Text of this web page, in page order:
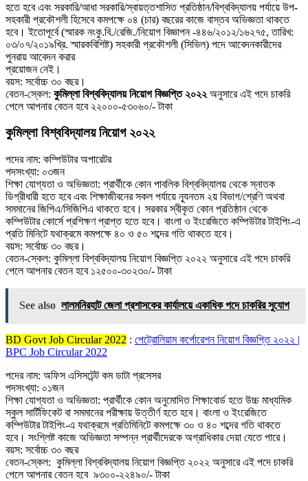
হতে হবে এবং সরকারি/আধা সরকারি/স্বায়ত্তশাসিত প্রতিষ্ঠান/বিশ্ববিদ্যালয় পর্যায়ে উপ-
সহকারী প্রকৌশলী হিসেবে কমপক্ষে ০৪ (চার) বছরের কাজে বাস্তব অভিজ্ঞতা থাকতে
হবে। ইতােপূর্বে (স্মারক নংকু.বি./রেজি./নিয়ােগ বিজ্ঞাপন -৪৪৬/২০১২/১৬২৭৫, তারিখ:
০৩/০৭/২০১৯খ্রি. স্মারকবিশিষ্ট) সহকারী প্রকৌশলী (সিভিল) পদে আবেদনকারীদের
পুনরায় আবেদন করার
প্রয়ােজন নেই।
বয়স: সর্বোচ্চ ৩০ বছর।
বেতন-স্কেল: কুমিল্লা বিশ্ববিদ্যালয় নিয়োগ বিজ্ঞপ্তি ২০২২ অনুসারে এই পদে চাকরি
পেলে আপনার বেতন হবে ২২০০০-৫৩০৬০/- টাকা
কুমিল্লা বিশ্ববিদ্যালয় নিয়োগ ২০২২
পদের নাম: কম্পিউটার অপারেটর
পদসংখ্যা: ০৩জন
শিক্ষা যোগ্যতা ও অভিজ্ঞতা: প্রার্থীকে কোন পাবলিক বিশ্ববিদ্যালয় থেকে স্নাতক
ডিগ্রীধারী হতে হবে এবং শিক্ষাজীবনের সকল পর্যায়ে ন্যূনতম ২য় বিভাগ/শ্রেণি অথবা
সমমানের জিপিএ/সিজিপিএ থাকতে হবে। সরকার স্বীকৃত কোন প্রতিষ্ঠান থেকে
কম্পিউটার কোর্সে প্রশিক্ষণ প্রাপ্ত হতে হবে। বাংলা ও ইংরেজিতে কম্পিউটার টাইপিং-এ
প্রতি মিনিটে যথাক্রমে কমপক্ষে ৪০ ও ৫০ শব্দের গতি থাকতে হবে।
বয়স: সর্বোচ্চ ৩০ বছর।
বেতন-স্কেল: কুমিল্লা বিশ্ববিদ্যালয় নিয়োগ বিজ্ঞপ্তি ২০২২ অনুসারে এই পদে চাকরি
পেলে আপনার বেতন হবে ১২৫০০-৩০২৩০/- টাকা
See also লালমনিরহাট জেলা প্রশাসকের কার্যালয়ে একাধিক পদে চাকরির সুযোগ
BD Govt Job Circular 2022 : পেট্রোলিয়াম কর্পোরেশন নিয়োগ বিজ্ঞপ্তি ২০২২ |
BPC Job Circular 2022
পদের নাম: অফিস এসিসটেন্ট কম ডাটা প্রসেসর
পদসংখ্যা: ০১জন
শিক্ষা যোগ্যতা ও অভিজ্ঞতা: প্রার্থীকে কোন অনুমােদিত শিক্ষাবাের্ড হতে উচ্চ মাধ্যমিক
স্কুল সার্টিফিকেট বা সমমানের পরীক্ষায় উত্তীর্ণ হতে হবে। বাংলা ও ইংরেজিতে
কম্পিউটার টাইপিং-এ যথাক্রমে প্রতিমিনিটে কমপক্ষে ৩০ ও ৪০ শব্দের গতি থাকতে
হবে। সংশ্লিষ্ট কাজে অভিজ্ঞতা সম্পন্ন প্রার্থীদেরকে অগ্রাধিকার দেয়া যেতে পারে।
বয়স: সর্বোচ্চ ৩০ বছর
বেতন-স্কেল: কুমিল্লা বিশ্ববিদ্যালয় নিয়োগ বিজ্ঞপ্তি ২০২২ অনুসারে এই পদে চাকরি
পেলে আপনার বেতন হবে ৯৩০০-২২৪৯০/- টাকা